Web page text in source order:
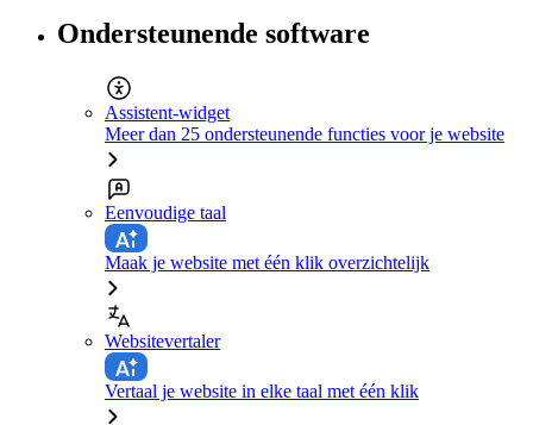
Ondersteunende software
Assistent-widget
Meer dan 25 ondersteunende functies voor je website
Eenvoudige taal
Maak je website met één klik overzichtelijk
Websitevertaler
Vertaal je website in elke taal met één klik